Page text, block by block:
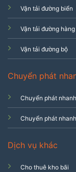
Vận tải đường biển
Vận tải đường
Vận tải đường bộ
Chuyển phát
Chuyển phát
Chuyển phát
Dịch vụ khác
Cho thuê kho bãi